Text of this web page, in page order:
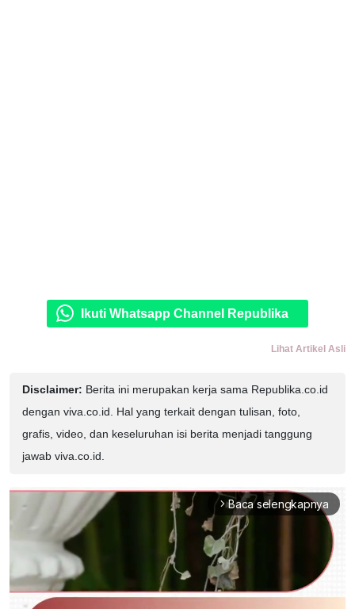
Ikuti Whatsapp Channel Republika
Lihat Artikel Asli
Disclaimer: Berita ini merupakan kerja sama Republika.co.id
dengan viva.co.id. Hal yang terkait dengan tulisan, foto,
grafis, video, dan keseluruhan isi berita menjadi tanggung
jawab viva.co.id.
arrow_forward_ios Baca selengkapnya